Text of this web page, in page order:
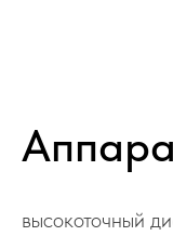
высокоточный